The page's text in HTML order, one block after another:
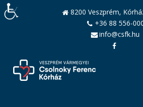
8200 Veszprém,
+36 88 556-
info@csfk.hu